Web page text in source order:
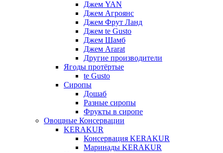
Джем YAN
Джем Агроянс
Джем Фрут Ланд
Джем te Gusto
Джем Шамб
Джем Ararat
Другие производители
Ягоды протёртые
te Gusto
Сиропы
Дошаб
Разные сиропы
Фрукты в сиропе
Овощные Консервации
KERAKUR
Консервация KERAKUR
Маринады KERAKUR